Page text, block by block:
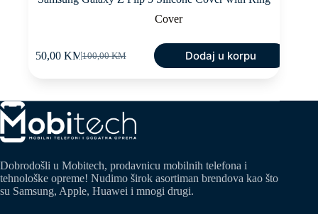
Cover
100,00KM
Original
100,00 KM.
50,00 KMCurrent
50,00 KM.
Dodaj u korpu
Dobrodošli u Mobitech, prodavnicu mobilnih telefona i
tehnološke opreme! Nudimo širok asortiman brendova kao što
su Samsung, Apple, Huawei i mnogi drugi.